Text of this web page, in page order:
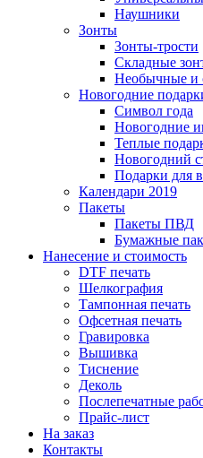
Наушники
Зонты
Зонты-трости
Складные
Необычные и
Новогодние
Символ года
Новогодние
Теплые
Новогодний
Подарки для
Календари 2019
Пакеты
Пакеты ПВД
Бумажные
Нанесение и стоимость
DTF печать
Шелкография
Тампонная печать
Офсетная печать
Гравировка
Вышивка
Тиснение
Деколь
Послепечатные
Прайс-лист
На заказ
Контакты